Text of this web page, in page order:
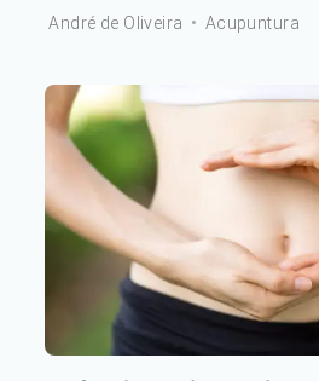
André de Oliveira • Acupuntura